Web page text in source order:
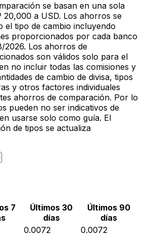
se basan en una sola
20,000 a USD. Los ahorros se
el tipo de cambio incluyendo
proporcionados por cada banco
2026. Los ahorros de
son válidos solo para el
no incluir todas las comisiones y
de cambio de divisa, tipos
y otros factores individuales
ahorros de comparación. Por lo
pueden no ser indicativos de
usarse solo como guía. El
de tipos se actualiza
7
Últimos 30
días
Últimos 90
días
0.0072
0.0072